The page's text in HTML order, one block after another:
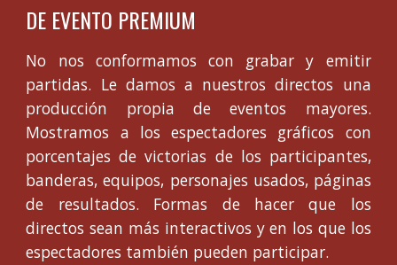
DE EVENTO PREMIUM
No nos conformamos con grabar y emitir
partidas. Le damos a nuestros directos una
producción propia de eventos mayores.
Mostramos a los espectadores gráficos con
porcentajes de victorias de los participantes,
banderas, equipos, personajes usados, páginas
de resultados. Formas de hacer que los
directos sean más interactivos y en los que los
espectadores también pueden participar.